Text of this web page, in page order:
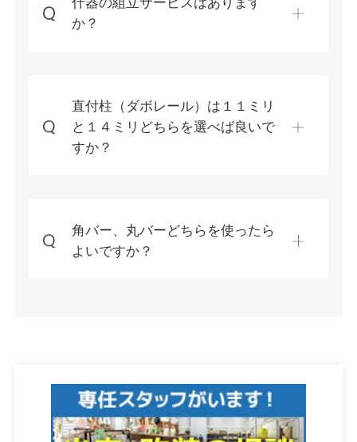
か？
直付柱（ダボレール）は１１ミリ
と１４ミリどちらを選べば良いで
すか？
角バー、丸バーどちらを使ったら
よいですか？